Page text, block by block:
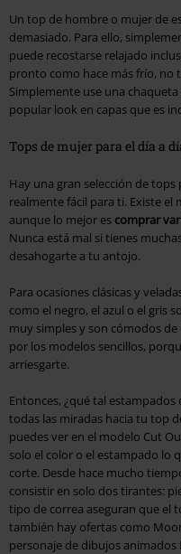
Un top de hombre o mujer de
demasiado. Para ello,
puede recostarse relajado
pronto como hace más frío, no
Simplemente use una
popular look en capas que es
Tops de mujer para el día a
Hay una gran selección de
realmente fácil para ti. Existe el
aunque lo mejor es comprar
Nunca está mal si tienes
desahogarte a tu antojo.
Para ocasiones clásicas y
como el negro, el azul o el gris
muy simples y son cómodos
por los modelos sencillos,
arriesgarte.
Entonces, ¿qué tal
todas las miradas hacia tu top
puedes ver en el modelo Cut
solo el color o el estampado lo
corte. Desde hace mucho
consistir en solo dos tirantes:
tipo de correa aseguran que el
también hay ofertas como
personaje de dibujos animados